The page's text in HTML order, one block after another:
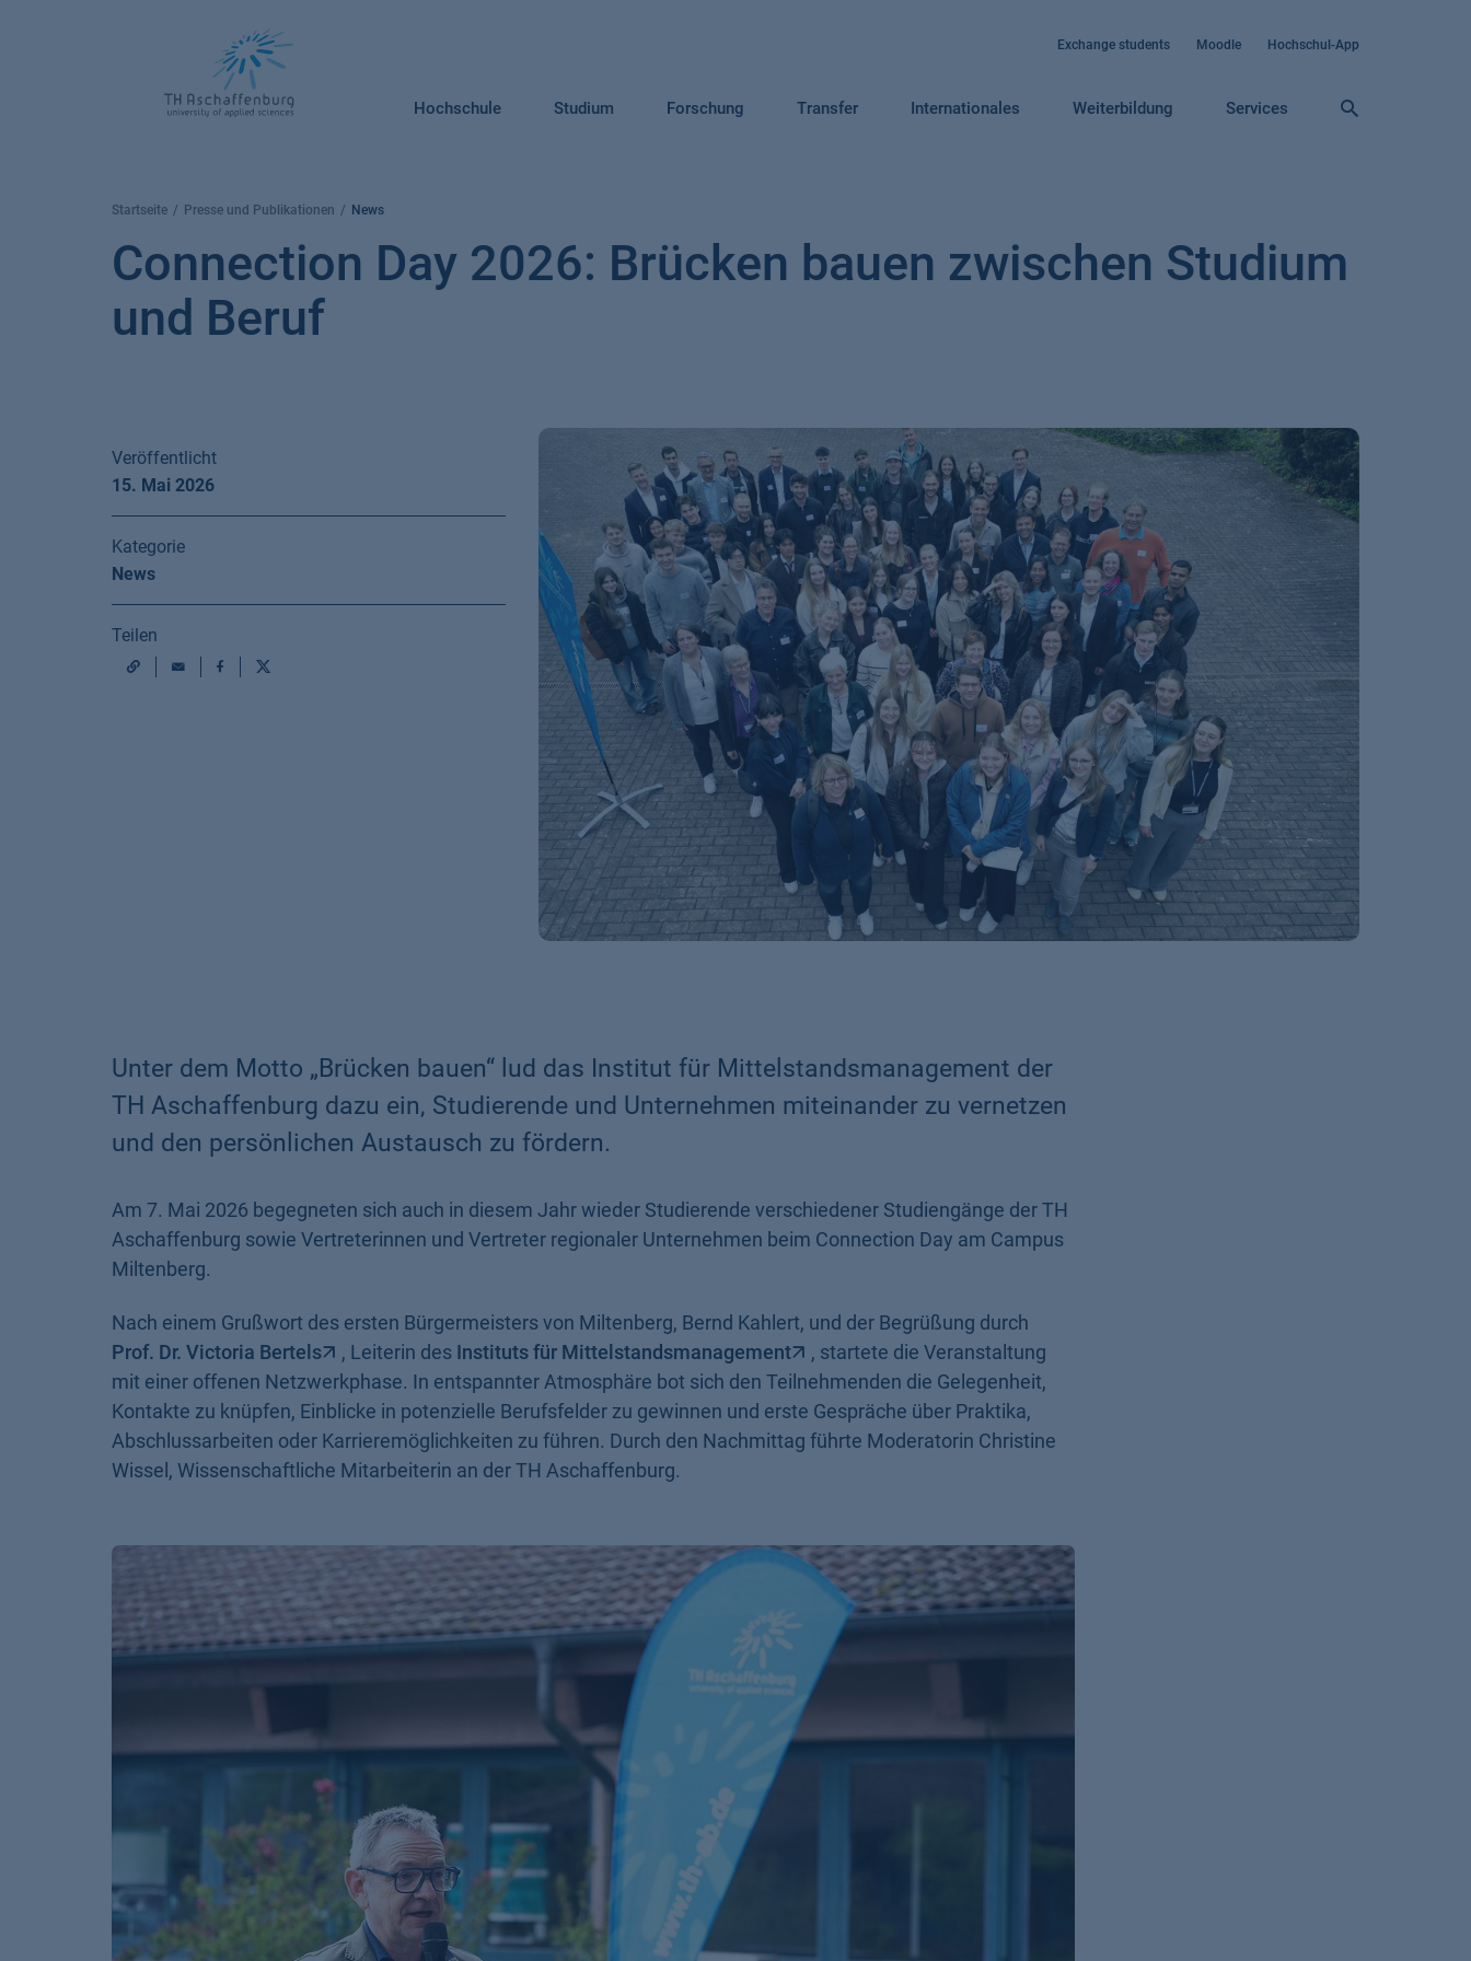
Exchange students Moodle Hochschul-App
Hochschule Studium Forschung Transfer Internationales Weiterbildung Services
Startseite Presse und Publikationen News
Connection Day 2026: Brücken bauen zwischen Studium
und Beruf
Veröffentlicht
15. Mai 2026
Kategorie
News
Teilen
URL
Mail Facebook
X
Unter dem Motto „Brücken bauen“ lud das Institut für Mittelstandsmanagement der
TH Aschaffenburg dazu ein, Studierende und Unternehmen miteinander zu vernetzen
und den persönlichen Austausch zu fördern.
Am 7. Mai 2026 begegneten sich auch in diesem Jahr wieder Studierende verschiedener Studiengänge der TH
Aschaffenburg sowie Vertreterinnen und Vertreter regionaler Unternehmen beim Connection Day am Campus
Miltenberg.
Nach einem Grußwort des ersten Bürgermeisters von Miltenberg, Bernd Kahlert, und der Begrüßung durch
Prof. Dr. Victoria Bertels
, Leiterin des Instituts für Mittelstandsmanagement
, startete die Veranstaltung
mit einer offenen Netzwerkphase. In entspannter Atmosphäre bot sich den Teilnehmenden die Gelegenheit,
Kontakte zu knüpfen, Einblicke in potenzielle Berufsfelder zu gewinnen und erste Gespräche über Praktika,
Abschlussarbeiten oder Karrieremöglichkeiten zu führen. Durch den Nachmittag führte Moderatorin Christine
Wissel, Wissenschaftliche Mitarbeiterin an der TH Aschaffenburg.